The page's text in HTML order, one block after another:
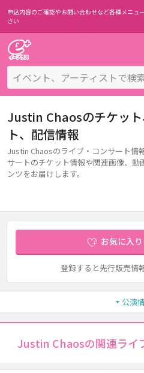
申込内容のご確認やお問い合わせなど各種メニュー
さい
Justin Chaosのチケッ
ト、配信情報
Justin Chaosのライブ・コンサート情
サートのチケット情報や関連画像、
ンツをお届けします。
お気に入
登録すると先行販売情
公演
Justin Chaosの関連ライ